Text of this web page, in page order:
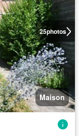
25photos
Maison